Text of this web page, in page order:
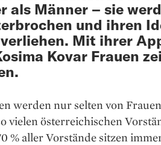
als Männer – sie
und ihren
Mit ihrer
Kovar Frauen
werden nur selten von
vielen österreichischen
% aller Vorstände sitzen